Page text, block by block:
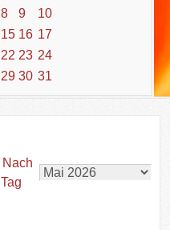
8 9
10
15 16 17
22 23 24
29 30 31